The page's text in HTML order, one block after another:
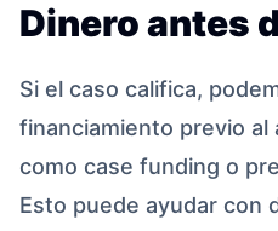
Dinero antes
Si el caso califica,
financiamiento previo al
como case funding o
Esto puede ayudar con